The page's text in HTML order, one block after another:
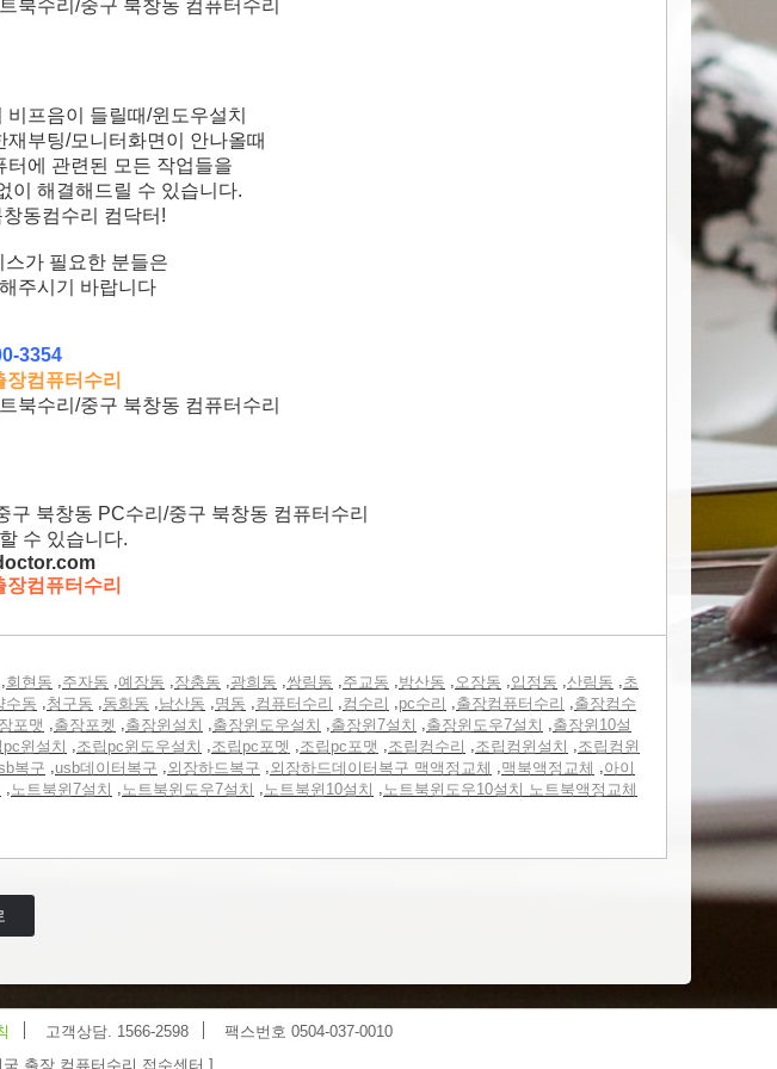
북수리/중구 북창동 컴퓨터수리
프음이 들릴때/윈도우설치
부팅/모니터화면이 안나올때
터에 관련된 모든 작업들을
이 해결해드릴 수 있습니다.
동컴수리 컴닥터!
가 필요한 분들은
주시기 바랍니다
3354
컴퓨터수리
북수리/중구 북창동 컴퓨터수리
북창동 PC수리/중구 북창동 컴퓨터수리
수 있습니다.
om
컴퓨터수리
,회현동 ,주자동 ,예장동 ,장충동 ,광희동 ,쌍림동 ,주교동 ,방산동 ,오장동 ,입정동 ,산림동 ,초
수동 ,청구동 ,동화동 ,남산동 ,명동 ,컴퓨터수리 ,컴수리 ,pc수리 ,출장컴퓨터수리 ,출장컴수
포맷 ,출장포켓 ,출장윈설치 ,출장윈도우설치 ,출장윈7설치 ,출장윈도우7설치 ,출장윈10설
pc윈설치 ,조립pc윈도우설치 ,조립pc포멧 ,조립pc포맷 ,조립컴수리 ,조립컴윈설치 ,조립컴윈
복구 ,usb데이터복구 ,외장하드복구 ,외장하드데이터복구 맥액정교체 ,맥북액정교체 ,아이
,노트북윈7설치 ,노트북윈도우7설치 ,노트북윈10설치 ,노트북윈도우10설치 노트북액정교체
고객상담. 1566-2598
팩스번호 0504-037-0010
출장 컴퓨터수리 접수센터 ]